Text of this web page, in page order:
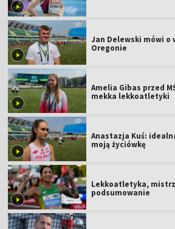
Jan Delewski mówi o
Oregonie
Amelia Gibas przed
mekka lekkoatletyki
Anastazja Kuś:
moją życiówkę
Lekkoatletyka,
podsumowanie